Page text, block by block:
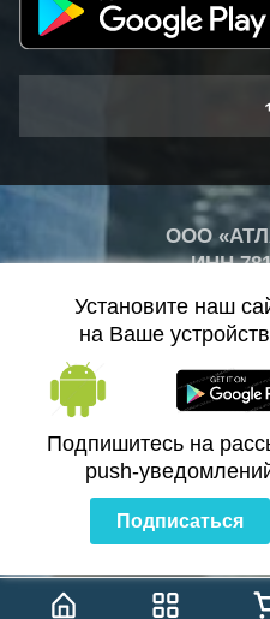
ООО
ИНН
+
°
+7
Установите наш
на Ваше
Подпишитесь на
push-
Подписаться